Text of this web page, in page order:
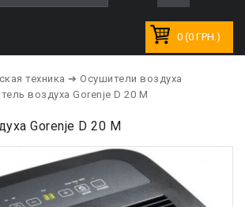
0 (0 ГРН.)
техника ➔ Осушители воздуха
воздуха Gorenje D 20 M
Gorenje D 20 M